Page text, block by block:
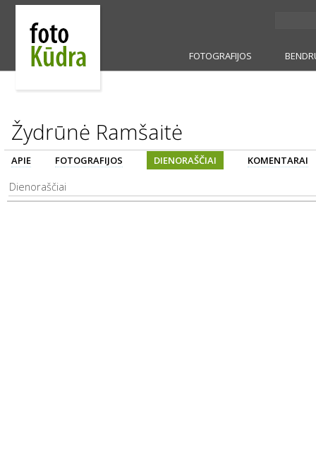
FOTOGRAFIJOS
Žydrūnė Ramšaitė
APIE FOTOGRAFIJOS DIENORAŠČIAI KOMENTARAI
Dienoraščiai